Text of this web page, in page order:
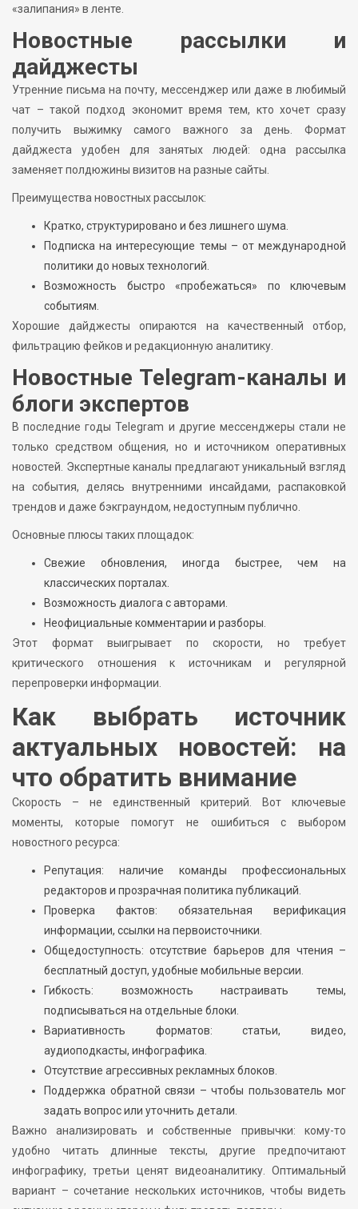
«залипания» в ленте.
Новостные рассылки и
дайджесты
Утренние письма на почту, мессенджер или даже в любимый
чат – такой подход экономит время тем, кто хочет сразу
получить выжимку самого важного за день. Формат
дайджеста удобен для занятых людей: одна рассылка
заменяет полдюжины визитов на разные сайты.
Преимущества новостных рассылок:
Кратко, структурировано и без лишнего шума.
Подписка на интересующие темы – от международной
политики до новых технологий.
Возможность быстро «пробежаться» по ключевым
событиям.
Хорошие дайджесты опираются на качественный отбор,
фильтрацию фейков и редакционную аналитику.
Новостные Telegram-каналы и
блоги экспертов
В последние годы Telegram и другие мессенджеры стали не
только средством общения, но и источником оперативных
новостей. Экспертные каналы предлагают уникальный взгляд
на события, делясь внутренними инсайдами, распаковкой
трендов и даже бэкграундом, недоступным публично.
Основные плюсы таких площадок:
Свежие обновления, иногда быстрее, чем на
классических порталах.
Возможность диалога с авторами.
Неофициальные комментарии и разборы.
Этот формат выигрывает по скорости, но требует
критического отношения к источникам и регулярной
перепроверки информации.
Как выбрать источник
актуальных новостей: на
что обратить внимание
Скорость – не единственный критерий. Вот ключевые
моменты, которые помогут не ошибиться с выбором
новостного ресурса:
Репутация: наличие команды профессиональных
редакторов и прозрачная политика публикаций.
Проверка фактов: обязательная верификация
информации, ссылки на первоисточники.
Общедоступность: отсутствие барьеров для чтения –
бесплатный доступ, удобные мобильные версии.
Гибкость: возможность настраивать темы,
подписываться на отдельные блоки.
Вариативность форматов: статьи, видео,
аудиоподкасты, инфографика.
Отсутствие агрессивных рекламных блоков.
Поддержка обратной связи – чтобы пользователь мог
задать вопрос или уточнить детали.
Важно анализировать и собственные привычки: кому-то
удобно читать длинные тексты, другие предпочитают
инфографику, третьи ценят видеоаналитику. Оптимальный
вариант – сочетание нескольких источников, чтобы видеть